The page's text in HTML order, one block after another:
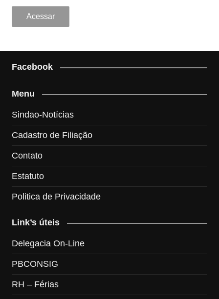
Facebook
Menu
Sindao-Notícias
Cadastro de Filiação
Contato
Estatuto
Politica de Privacidade
Link’s úteis
Delegacia On-Line
PBCONSIG
RH – Férias